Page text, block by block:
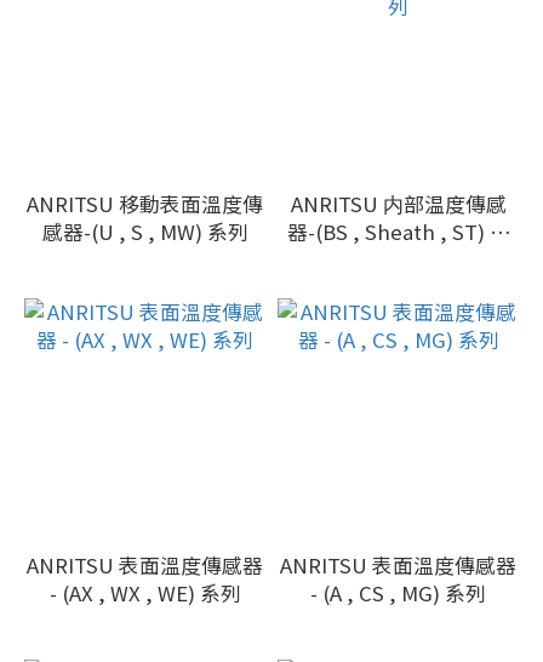
ANRITSU 移動表面溫度傳
感器-(U , S , MW) 系列
ANRITSU 内部温度傳感
器-(BS , Sheath , ST) 系
ANRITSU 表面溫度傳感器
- (AX , WX , WE) 系列
ANRITSU 表面溫度傳感器
- (A , CS , MG) 系列